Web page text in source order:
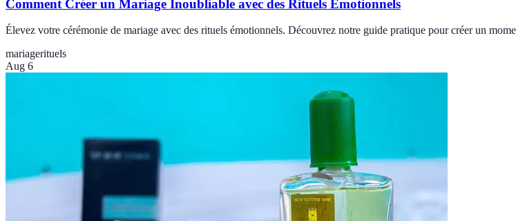
Comment Créer un Mariage Inoubliable avec des Rituels Émotionnels
Élevez votre cérémonie de mariage avec des rituels émotionnels. Découvrez notre guide pratique pour créer un
mariagerituels
Aug 6